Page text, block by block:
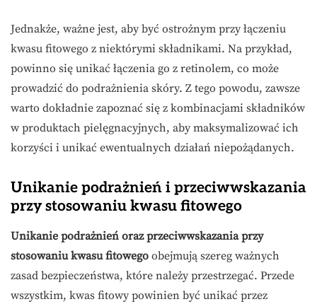
Jednakże, ważne jest, aby być ostrożnym przy łączeniu
kwasu fitowego z niektórymi składnikami. Na przykład,
powinno się unikać łączenia go z retinolem, co może
prowadzić do podrażnienia skóry. Z tego powodu, zawsze
warto dokładnie zapoznać się z kombinacjami składników
w produktach pielęgnacyjnych, aby maksymalizować ich
korzyści i unikać ewentualnych działań niepożądanych.
Unikanie podrażnień i przeciwwskazania
przy stosowaniu kwasu fitowego
Unikanie podrażnień oraz przeciwwskazania przy
stosowaniu kwasu fitowego obejmują szereg ważnych
zasad bezpieczeństwa, które należy przestrzegać. Przede
wszystkim, kwas fitowy powinien być unikać przez